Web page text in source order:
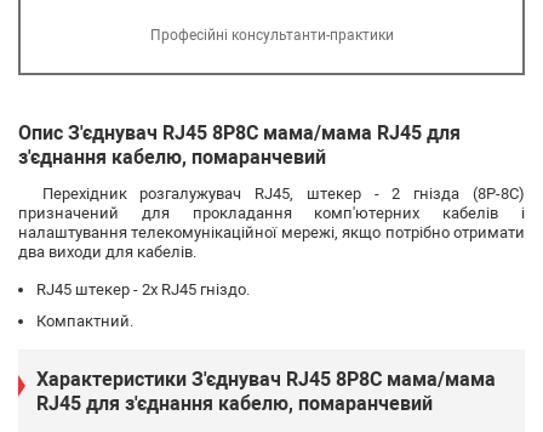
Професійні консультанти-практики
Опис З'єднувач RJ45 8P8C мама/мама RJ45 для
з'єднання кабелю, помаранчевий
Перехідник розгалужувач RJ45, штекер - 2 гнізда (8P-8C)
призначений для прокладання комп'ютерних кабелів і
налаштування телекомунікаційної мережі, якщо потрібно отримати
два виходи для кабелів.
RJ45 штекер - 2х RJ45 гніздо.
Компактний.
Характеристики З'єднувач RJ45 8P8C мама/мама
RJ45 для з'єднання кабелю, помаранчевий